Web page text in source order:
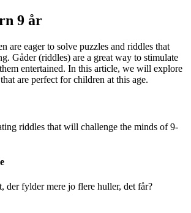
9 år
are eager to solve puzzles and riddles that
Gåder (riddles) are a great way to stimulate
entertained. In this article, we will explore
are perfect for children at this age.
riddles that will challenge the minds of 9-
der fylder mere jo flere huller, det får?